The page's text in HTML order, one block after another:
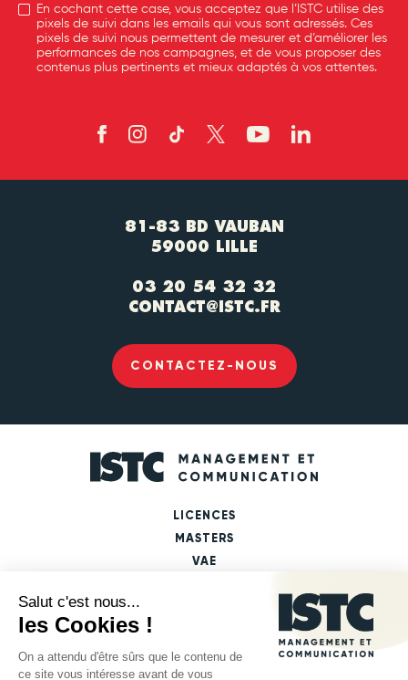
En cochant cette case, vous acceptez que l’ISTC utilise des
pixels de suivi dans les emails qui vous sont adressés. Ces
pixels de suivi nous permettent de mesurer et d’améliorer les
performances de nos campagnes, et de vous proposer des
contenus plus pertinents et mieux adaptés à vos attentes.
81-83 BD VAUBAN
59000 LILLE
03 20 54 32 32
CONTACT@ISTC.FR
CONTACTEZ-NOUS
LICENCES
MASTERS
VAE
FICHES PARCOURS DE FORMATION
LES DÉBOUCHÉS PAR MASTERS
LES DÉBOUCHÉS PAR DOMAINES